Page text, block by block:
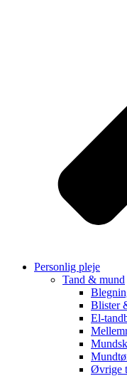
Personlig pleje
Tand & mund
Blister
El-
Øvrige